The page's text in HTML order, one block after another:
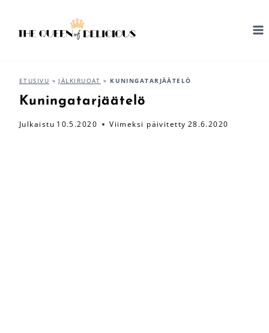
ETUSIVU » JÄLKIRUOAT » KUNINGATARJÄÄTELÖ
Kuningatarjäätelö
Julkaistu 10.5.2020 Viimeksi päivitetty 28.6.2020